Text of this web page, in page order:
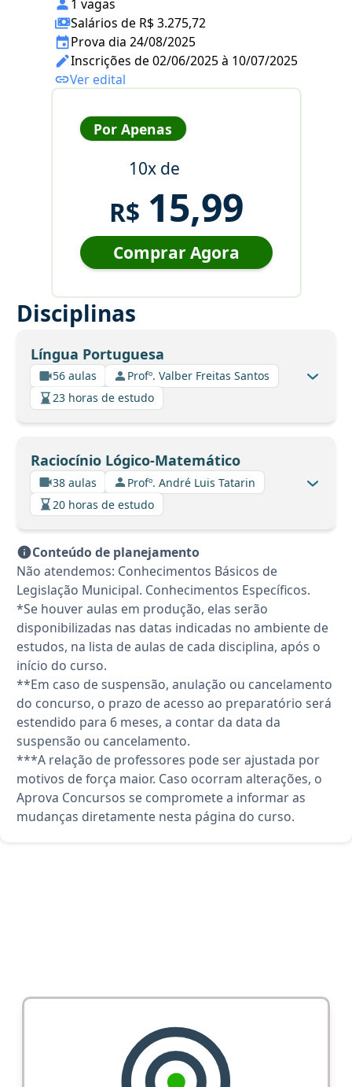
1 vagas
Salários de R$ 3.275,72
Prova dia 24/08/2025
Inscrições de 02/06/2025 à 10/07/2025
Ver edital
Por Apenas
10x de
R$ 15,99
Comprar Agora
Disciplinas
Língua Portuguesa
56 aulas
Profº. Valber Freitas Santos
23 horas de estudo
Raciocínio Lógico-Matemático
38 aulas
Profº. André Luis Tatarin
20 horas de estudo
Conteúdo de planejamento
Não atendemos: Conhecimentos Básicos de
Legislação Municipal. Conhecimentos Específicos.
*Se houver aulas em produção, elas serão
disponibilizadas nas datas indicadas no ambiente de
estudos, na lista de aulas de cada disciplina, após o
início do curso.
**Em caso de suspensão, anulação ou cancelamento
do concurso, o prazo de acesso ao preparatório será
estendido para 6 meses, a contar da data da
suspensão ou cancelamento.
***A relação de professores pode ser ajustada por
motivos de força maior. Caso ocorram alterações, o
Aprova Concursos se compromete a informar as
mudanças diretamente nesta página do curso.